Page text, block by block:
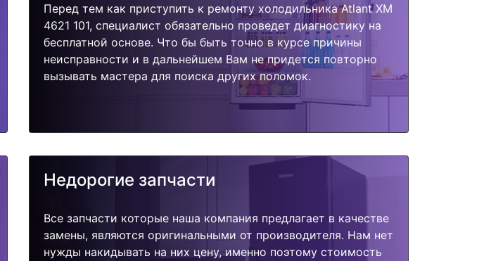
Перед тем как приступить к ремонту холодильника Atlant XM
4621 101, специалист обязательно проведет диагностику на
бесплатной основе. Что бы быть точно в курсе причины
неисправности и в дальнейшем Вам не придется повторно
вызывать мастера для поиска других поломок.
Недорогие запчасти
Все запчасти которые наша компания предлагает в качестве
замены, являются оригинальными от производителя. Нам нет
нужды накидывать на них цену, именно поэтому стоимость